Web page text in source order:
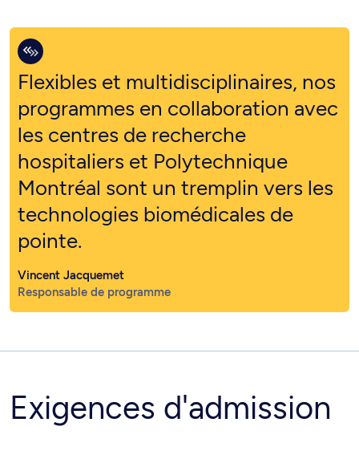
Flexibles et multidisciplinaires, nos
programmes en collaboration avec
les centres de recherche
hospitaliers et Polytechnique
Montréal sont un tremplin vers les
technologies biomédicales de
pointe.
Vincent Jacquemet
Responsable de programme
Exigences d'admission